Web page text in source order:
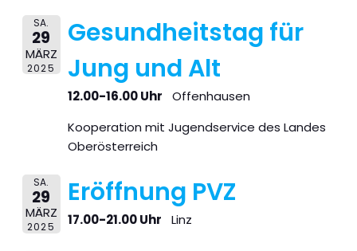
SA.
29
MÄRZ
2025
Gesundheitstag für
Jung und Alt
12.00-16.00 Uhr
Offenhausen
Kooperation mit Jugendservice des Landes
Oberösterreich
SA.
29
MÄRZ
2025
Eröffnung PVZ
17.00-21.00 Uhr Linz